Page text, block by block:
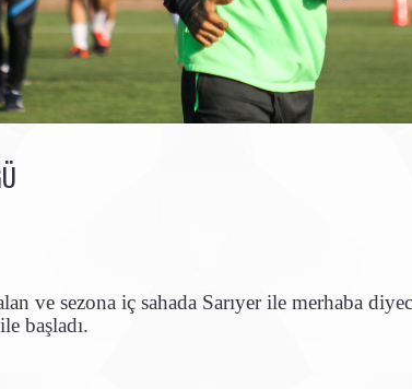
ve sezona iç sahada Sarıyer ile merhaba
başladı.